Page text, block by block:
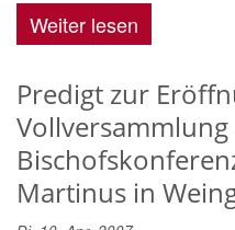
Weiter lesen
Predigt zur
Martinus in